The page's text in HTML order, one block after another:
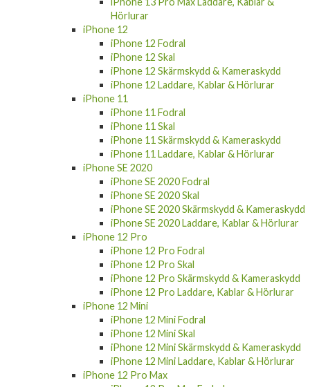
iPhone 13 Pro Max Fodral
iPhone 13 Pro Max Skal
iPhone 13 Pro Max Skärmskydd &
Kameraskydd
iPhone 13 Pro Max Laddare, Kablar &
Hörlurar
iPhone 12
iPhone 12 Fodral
iPhone 12 Skal
iPhone 12 Skärmskydd & Kameraskydd
iPhone 12 Laddare, Kablar & Hörlurar
iPhone 11
iPhone 11 Fodral
iPhone 11 Skal
iPhone 11 Skärmskydd & Kameraskydd
iPhone 11 Laddare, Kablar & Hörlurar
iPhone SE 2020
iPhone SE 2020 Fodral
iPhone SE 2020 Skal
iPhone SE 2020 Skärmskydd & Kameraskydd
iPhone SE 2020 Laddare, Kablar & Hörlurar
iPhone 12 Pro
iPhone 12 Pro Fodral
iPhone 12 Pro Skal
iPhone 12 Pro Skärmskydd & Kameraskydd
iPhone 12 Pro Laddare, Kablar & Hörlurar
iPhone 12 Mini
iPhone 12 Mini Fodral